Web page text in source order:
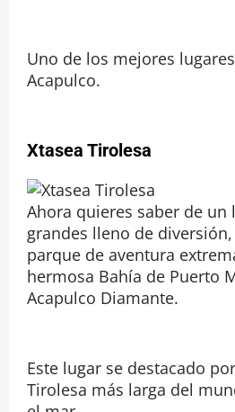
Uno de los mejores
Acapulco.
Xtasea Tirolesa
Ahora quieres saber de un
grandes lleno de diversión,
parque de aventura
hermosa Bahía de Puerto
Acapulco Diamante.
Este lugar se destacado
Tirolesa más larga del